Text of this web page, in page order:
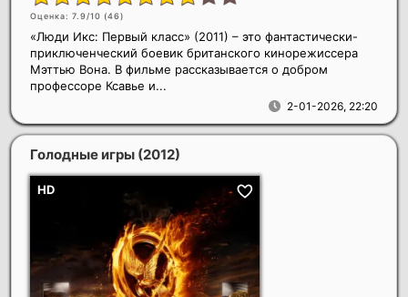
Оценка: 7.9/10 (46)
2-01-2026, 22:20
«Люди Икс: Первый класс» (2011) – это фантастически-
приключенческий боевик британского кинорежиссера
Мэттью Вона. В фильме рассказывается о добром
профессоре Ксавье и...
Голодные игры (2012)